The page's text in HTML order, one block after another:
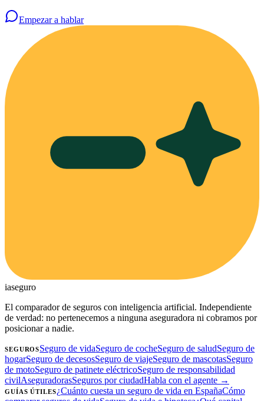
Empezar a hablar
iaseguro
El comparador de seguros con inteligencia artificial. Independiente
de verdad: no pertenecemos a ninguna aseguradora ni cobramos por
posicionar a nadie.
SEGUROSSeguro de vidaSeguro de cocheSeguro de saludSeguro de
hogarSeguro de decesosSeguro de viajeSeguro de mascotasSeguro
de motoSeguro de patinete eléctricoSeguro de responsabilidad
civilAseguradorasSeguros por ciudadHabla con el agente →
GUÍAS ÚTILES¿Cuánto cuesta un seguro de vida en EspañaCómo